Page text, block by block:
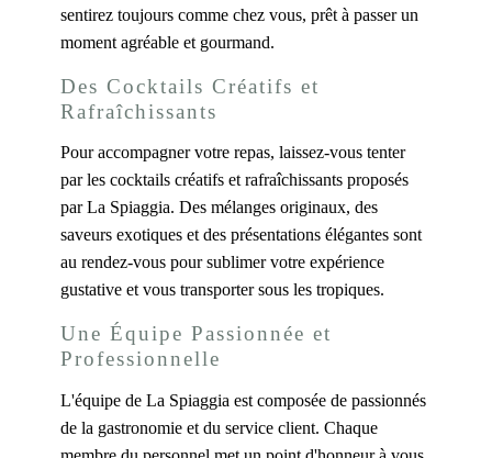
sentirez toujours comme chez vous, prêt à passer un
moment agréable et gourmand.
Des Cocktails Créatifs et
Rafraîchissants
Pour accompagner votre repas, laissez-vous tenter
par les cocktails créatifs et rafraîchissants proposés
par La Spiaggia. Des mélanges originaux, des
saveurs exotiques et des présentations élégantes sont
au rendez-vous pour sublimer votre expérience
gustative et vous transporter sous les tropiques.
Une Équipe Passionnée et
Professionnelle
L'équipe de La Spiaggia est composée de passionnés
de la gastronomie et du service client. Chaque